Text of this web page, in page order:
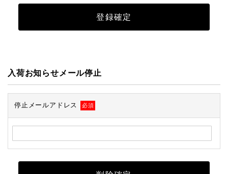
入荷お知らせメール停止
停止メールアドレス 必須